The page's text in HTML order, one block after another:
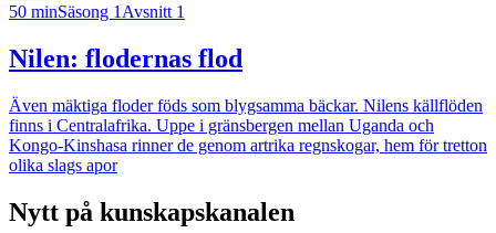
50 minSäsong 1 Avsnitt 1
Nilen: flodernas flod
Även mäktiga floder föds som blygsamma bäckar. Nilens källflöden
finns i Centralafrika. Uppe i gränsbergen mellan Uganda och
Kongo-Kinshasa rinner de genom artrika regnskogar, hem för tretton
olika slags apor
Nytt på kunskapskanalen